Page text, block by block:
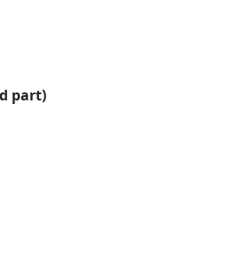
part)